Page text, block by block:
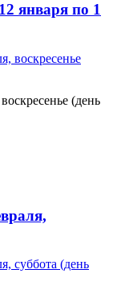
января по 1
(день